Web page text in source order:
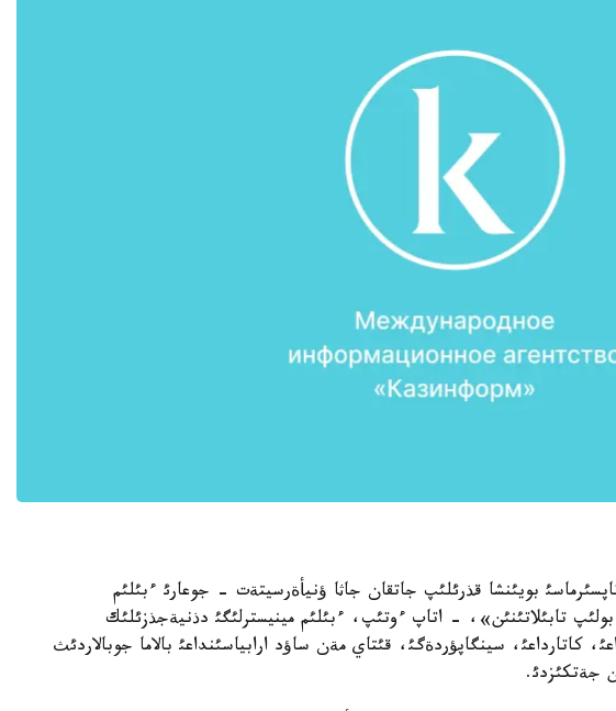
بويئنشا قذرئلئپ جاتقان جاثا ؤنيأةرسيتةت - جوعارئ ءبئلئم
تابئلاتئنئن»، - اتاپ ءوتئپ، ءبئلئم مينيسترلئگئ دذنيةجذزئلئك
كاتارداعئ، سينگاپؤردةگئ، قئتاي مةن ساؤد ارابياسئنداعئ بالاما جوبالاردئث
جةتكئزدئ.